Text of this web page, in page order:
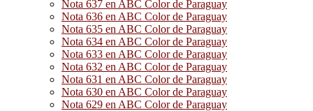
Nota 637 en ABC Color de Paraguay
Nota 636 en ABC Color de Paraguay
Nota 635 en ABC Color de Paraguay
Nota 634 en ABC Color de Paraguay
Nota 633 en ABC Color de Paraguay
Nota 632 en ABC Color de Paraguay
Nota 631 en ABC Color de Paraguay
Nota 630 en ABC Color de Paraguay
Nota 629 en ABC Color de Paraguay